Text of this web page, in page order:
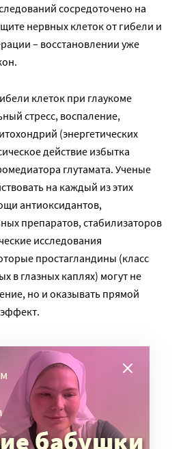
сосредоточено на
нервных клеток от гибели и
– восстановлении уже
клеток при глаукоме
стресс, воспаление,
(энергетических
действие избытка
глутамата. Ученые
на каждый из этих
антиоксидантов,
препаратов, стабилизаторов
исследования
простагландины (класс
в глазных каплях) могут не
но и оказывать прямой
всерьез задаются
давление?», а «как спасти
однажды